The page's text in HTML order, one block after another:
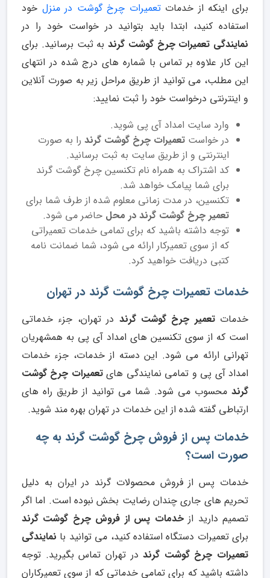
برای اینکه از خدماتتعمیرات چرخ گوشت در منزل خود
استفاده کنید، ابتدا باید بتوانید در خواست خود را در
نمایندگی تعمیرات چرخ گوشت گرند به ثبت برسانید. برای
این کار علاوه بر تماس با شماره های درج شده در انتهای
این مطلب، می توانید از طریق مراحل زیر به صورت آنلاین
و اینترنتی درخواست خود را ثبت نمایید:
وارد سایت امداد آی پی شوید.
در خواست تعمیرات چرخ گوشت گرند را به صورت
اینترنتی و از طریق سایت به ثبت برسانید.
کد اشتراک به همراه نام تکنسین چرخ گوشت گرند
برای شما پیامک خواهد شد.
تکنسین، در مدت زمانی معلوم شده از طرف شما برای
تعمیر چرخ گوشت گرند در محل حاضر می شود.
توجه داشته باشید که برای تمامی خدمات تعمیراتی
که از سوی تعمیرکار ارائه می شود، شما ضمانت نامه
کتبی دریافت خواهید کرد.
خدمات تعمیرات چرخ گوشت گرند در تهران
خدماتتعمیر چرخ گوشت گرند در تهران، جزء خدماتی
است که از سوی تکنسین های امداد آی پی به همشهریان
تهرانی ارائه می شود. این دسته از خدمات، جزء خدمات
امداد آی پی و تمامی نمایندگی هایتعمیرات چرخ گوشت
گرند محسوب می شود. شما می توانید از طریق راه های
ارتباطی گفته شده از این خدمات در تهران بهره مند شوید.
خدمات پس از فروش چرخ گوشت گرند به چه
صورت است؟
خدمات پس از فروش محصولات گرند در ایران به دلیل
تحریم های جاری چندان رضایت بخش نبوده است. اما اگر
تصمیم دارید ازخدمات پس از فروش چرخ گوشت گرند
برای تعمیرات دستگاه استفاده کنید، می توانید با نمایندگی
تعمیرات چرخ گوشت گرنددر تهران تماس بگیرید. توجه
داشته باشید که برای تمامی خدماتی که از سوی تعمیرکاران